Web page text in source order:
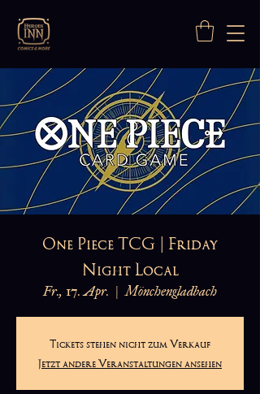
One Piece TCG | Friday
Night Local
Fr., 17. Apr.
  |
Mönchengladbach
Tickets stehen nicht zum Verkauf
Jetzt andere Veranstaltungen ansehen